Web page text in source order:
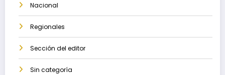
Nacional
Regionales
Sección del editor
Sin categoría